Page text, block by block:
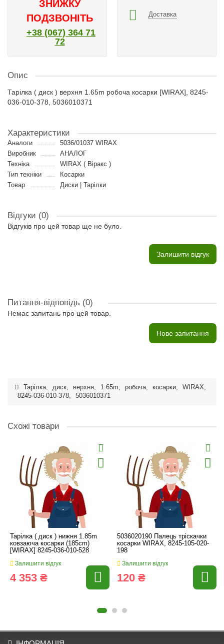
ЗНИЖКУ
ПОДЗВОНІТЬ
+38 (067) 364 71
72
Доставка
Опис
Тарілка ( диск ) верхня 1.65m робоча косарки [WIRAX], 8245-
036-010-378, 5036010371
Характеристики
Аналоги
5036/01037 WIRAX
Виробник
АНАЛОГ
Техніка
WIRAX ( Віракс )
Тип техніки
Косарки
Товар
Диски | Тарілки
Відгуки (0)
Відгуків про цей товар ще не було.
Залишити відгук
Питання-відповідь (0)
Немає запитань про цей товар.
Нове запитання
Тарілка, диск, верхня, 1.65m, робоча, косарки, WIRAX,
8245-036-010-378, 5036010371
Схожі товари
Тарілка ( диск ) нижня 1.85m
ковзаюча косарки (185cm)
[WIRAX] 8245-036-010-528
Залишити відгук
4 353 ₴
5036020190 Палець тріскачки
косарки WIRAX, 8245-105-020-
198
Залишити відгук
120 ₴